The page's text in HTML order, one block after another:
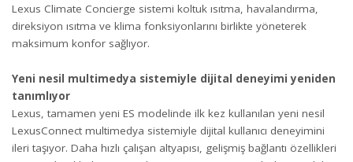
Lexus Climate Concierge sistemi koltuk ısıtma, havalandırma,
direksiyon ısıtma ve klima fonksiyonlarını birlikte yöneterek
maksimum konfor sağlıyor.
Yeni nesil multimedya sistemiyle dijital deneyimi yeniden
tanımlıyor
Lexus, tamamen yeni ES modelinde ilk kez kullanılan yeni nesil
LexusConnect multimedya sistemiyle dijital kullanıcı deneyimini
ileri taşıyor. Daha hızlı çalışan altyapısı, gelişmiş bağlantı özellikleri